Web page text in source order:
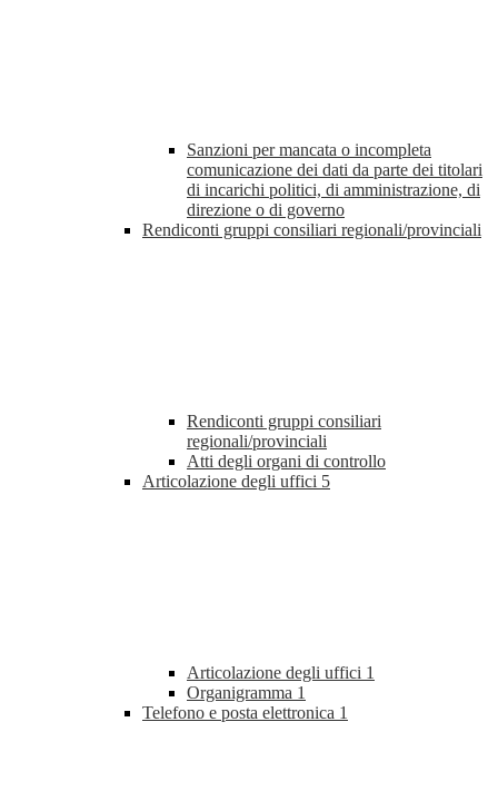
Sanzioni per mancata o incompleta
comunicazione dei dati da parte dei titolari
di incarichi politici, di amministrazione, di
direzione o di governo
Rendiconti gruppi consiliari regionali/provinciali
Rendiconti gruppi consiliari
regionali/provinciali
Atti degli organi di controllo
Articolazione degli uffici 5
Articolazione degli uffici 1
Organigramma 1
Telefono e posta elettronica 1